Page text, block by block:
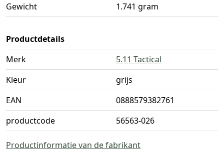
Gewicht
1.741 gram
Productdetails
Merk
5.11 Tactical
Kleur
grijs
EAN
0888579382761
productcode
56563-026
Productinformatie van de fabrikant